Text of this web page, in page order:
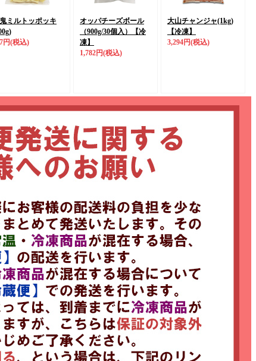
ミルトッポッキ
円(税込)
オッパチーズボール
（900g/30個入）
【冷
凍】
1,782円(税込)
大山チャンジャ(1kg)
【冷凍】
3,294円(税込)